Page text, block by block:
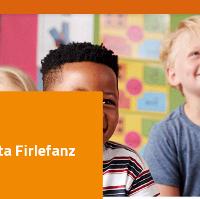
Firlefanz